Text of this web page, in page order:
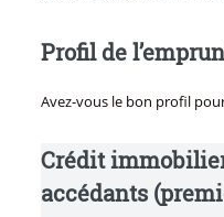
Profil de
Avez-vous le bon profil
Crédit
accédants